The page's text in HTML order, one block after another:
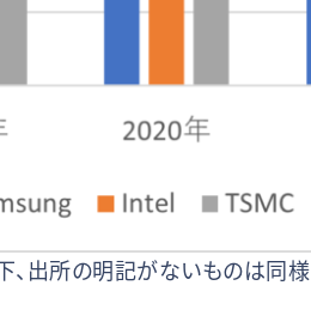
、出所の明記がないものは同様